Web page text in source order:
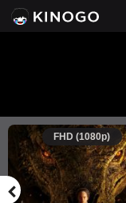
FHD (1080p)